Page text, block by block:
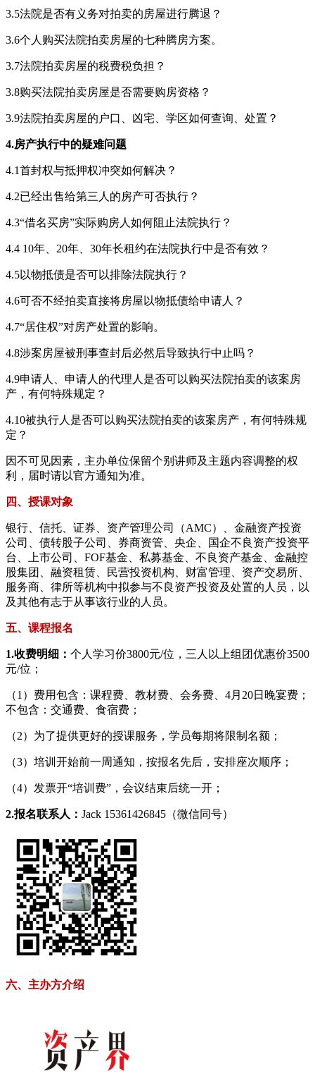
3.5法院是否有义务对拍卖的房屋进行腾退？
3.6个人购买法院拍卖房屋的七种腾房方案。
3.7法院拍卖房屋的税费税负担？
3.8购买法院拍卖房屋是否需要购房资格？
3.9法院拍卖房屋的户口、凶宅、学区如何查询、处置？
4.房产执行中的疑难问题
4.1首封权与抵押权冲突如何解决？
4.2已经出售给第三人的房产可否执行？
4.3“借名买房”实际购房人如何阻止法院执行？
4.4 10年、20年、30年长租约在法院执行中是否有效？
4.5以物抵债是否可以排除法院执行？
4.6可否不经拍卖直接将房屋以物抵债给申请人？
4.7“居住权”对房产处置的影响。
4.8涉案房屋被刑事查封后必然后导致执行中止吗？
4.9申请人、申请人的代理人是否可以购买法院拍卖的该案房
产，有何特殊规定？
4.10被执行人是否可以购买法院拍卖的该案房产，有何特殊规
定？
因不可见因素，主办单位保留个别讲师及主题内容调整的权
利，届时请以官方通知为准。
四、授课对象
银行、信托、证券、资产管理公司（AMC）、金融资产投资
公司、债转股子公司、券商资管、央企、国企不良资产投资平
台、上市公司、FOF基金、私募基金、不良资产基金、金融控
股集团、融资租赁、民营投资机构、财富管理、资产交易所、
服务商、律所等机构中拟参与不良资产投资及处置的人员，以
及其他有志于从事该行业的人员。
五、课程报名
1.收费明细： 个人学习价3800元/位，三人以上组团优惠价3500
元/位；
（1）费用包含：课程费、教材费、会务费、4月20日晚宴费；
不包含：交通费、食宿费；
（2）为了提供更好的授课服务，学员每期将限制名额；
（3）培训开始前一周通知，按报名先后，安排座次顺序；
（4）发票开“培训费”，会议结束后统一开；
2.报名联系人： Jack 15361426845（微信同号）
六、主办方介绍